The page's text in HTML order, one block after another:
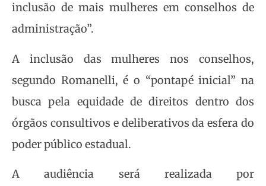
inclusão de mais mulheres em conselhos de
administração”.
A inclusão das mulheres nos conselhos,
segundo Romanelli, é o “pontapé inicial” na
busca pela equidade de direitos dentro dos
órgãos consultivos e deliberativos da esfera do
poder público estadual.
A audiência será realizada por